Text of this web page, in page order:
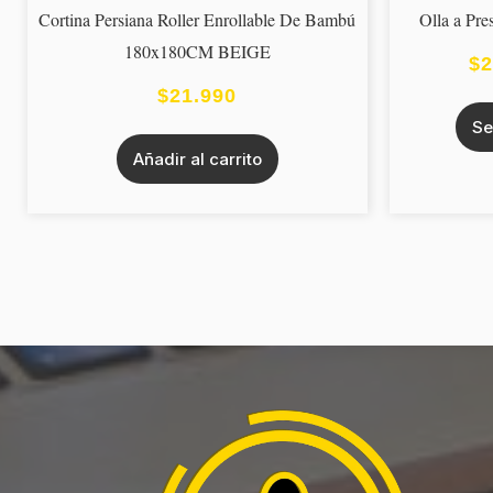
Cortina Persiana Roller Enrollable De Bambú
180x180CM BEIGE
$21.990
Añadir al carrito
Olla a
$